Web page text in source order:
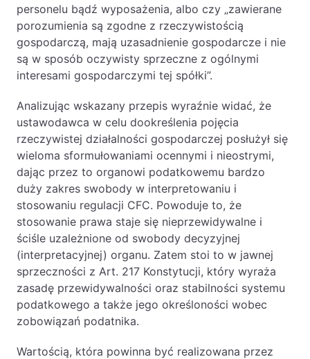
personelu bądź wyposażenia, albo czy „zawierane
porozumienia są zgodne z rzeczywistością
gospodarczą, mają uzasadnienie gospodarcze i nie
są w sposób oczywisty sprzeczne z ogólnymi
interesami gospodarczymi tej spółki”.
Analizując wskazany przepis wyraźnie widać, że
ustawodawca w celu dookreślenia pojęcia
rzeczywistej działalności gospodarczej posłużył się
wieloma sformułowaniami ocennymi i nieostrymi,
dając przez to organowi podatkowemu bardzo
duży zakres swobody w interpretowaniu i
stosowaniu regulacji CFC. Powoduje to, że
stosowanie prawa staje się nieprzewidywalne i
ściśle uzależnione od swobody decyzyjnej
(interpretacyjnej) organu. Zatem stoi to w jawnej
sprzeczności z Art. 217 Konstytucji, który wyraża
zasadę przewidywalności oraz stabilności systemu
podatkowego a także jego określoności wobec
zobowiązań podatnika.
Wartością, która powinna być realizowana przez